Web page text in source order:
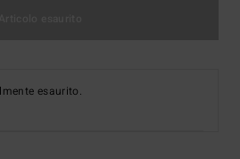
esaurito.